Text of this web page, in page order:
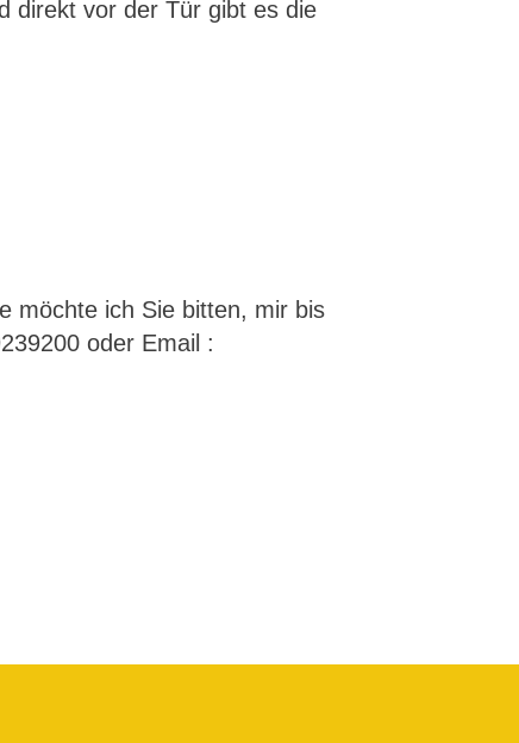
direkt vor der Tür gibt es die
möchte ich Sie bitten, mir bis
oder Email :